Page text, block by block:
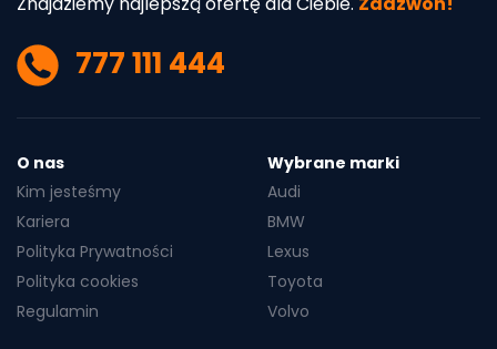
Poznaj ofertę
BMW X5
40d Msport Pro
Cena katalogowa:
462 114 zł netto